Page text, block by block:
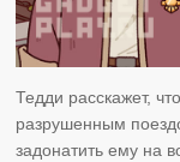
Тедди расскажет,
разрушенным
задонатить ему на